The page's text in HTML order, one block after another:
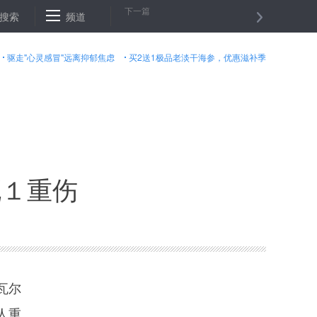
香港财经官员：金融合作助粤港澳大湾区发展 专访：塞尔维亚愿
搜索 频道 下一篇
驱走"心灵感冒"远离抑郁焦虑 买2送1极品老淡干海参，优惠滋补季
重伤
尔
重